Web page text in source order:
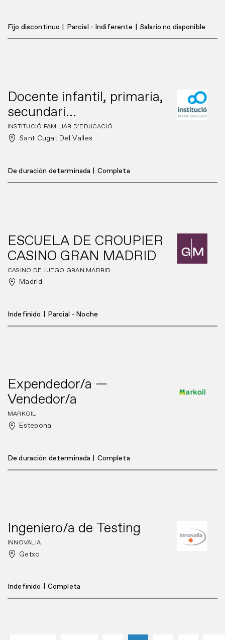
Fijo discontinuo Parcial - Indiferente Salario no disponible
Docente infantil, primaria,
secundari...
INSTITUCIÓ FAMILIAR D'EDUCACIÓ
Sant Cugat Del Valles
De duración determinada Completa
ESCUELA DE CROUPIER
CASINO GRAN MADRID
CASINO DE JUEGO GRAN MADRID
Madrid
Indefinido Parcial - Noche
Expendedor/a —
Vendedor/a
MARKOIL
Estepona
De duración determinada Completa
Ingeniero/a de Testing
INNOVALIA
Getxo
Indefinido Completa